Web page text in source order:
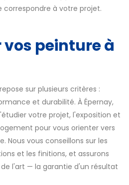
correspondre à votre projet.
vos peinture à
sur plusieurs critères :
et durabilité. À Épernay,
votre projet, l'exposition et
pour vous orienter vers
Nous vous conseillons sur les
et les finitions, et assurons
l'art — la garantie d'un résultat